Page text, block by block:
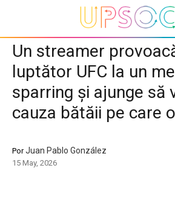
Un streamer
luptător UFC la un
sparring și ajunge să
cauza bătăii pe care
PorJuan Pablo González
15 May, 2026